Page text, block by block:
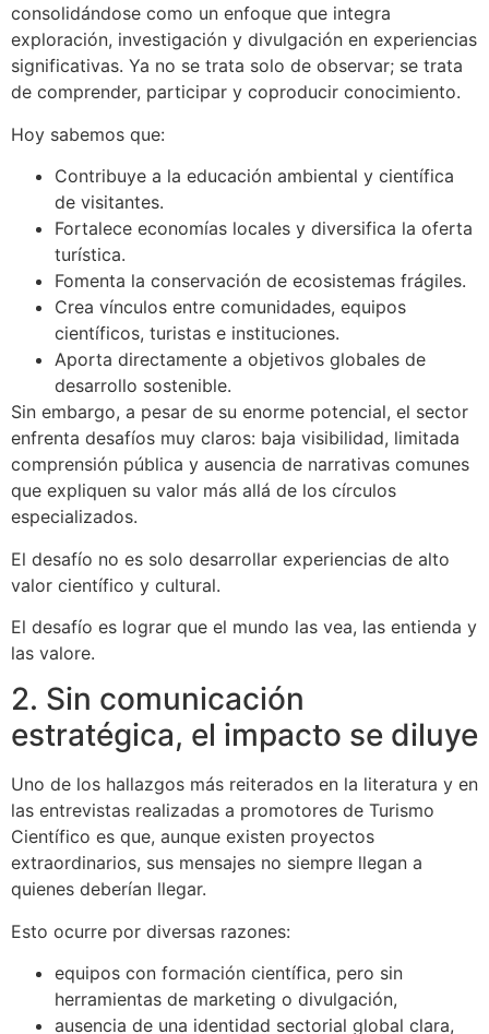
consolidándose como un enfoque que integra
exploración, investigación y divulgación en experiencias
significativas. Ya no se trata solo de observar; se trata
de comprender, participar y coproducir conocimiento.
Hoy sabemos que:
Contribuye a la educación ambiental y científica
de visitantes.
Fortalece economías locales y diversifica la oferta
turística.
Fomenta la conservación de ecosistemas frágiles.
Crea vínculos entre comunidades, equipos
científicos, turistas e instituciones.
Aporta directamente a objetivos globales de
desarrollo sostenible.
Sin embargo, a pesar de su enorme potencial, el sector
enfrenta desafíos muy claros: baja visibilidad, limitada
comprensión pública y ausencia de narrativas comunes
que expliquen su valor más allá de los círculos
especializados.
El desafío no es solo desarrollar experiencias de alto
valor científico y cultural.
El desafío es lograr que el mundo las vea, las entienda y
las valore.
2. Sin comunicación
estratégica, el impacto se diluye
Uno de los hallazgos más reiterados en la literatura y en
las entrevistas realizadas a promotores de Turismo
Científico es que, aunque existen proyectos
extraordinarios, sus mensajes no siempre llegan a
quienes deberían llegar.
Esto ocurre por diversas razones:
equipos con formación científica, pero sin
herramientas de marketing o divulgación,
ausencia de una identidad sectorial global clara,